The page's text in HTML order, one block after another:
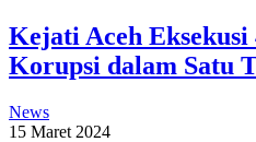
Kejati Aceh Eksekusi
Korupsi dalam Satu
News
15 Maret 2024